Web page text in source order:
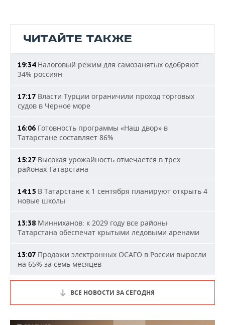
ЧИТАЙТЕ ТАКЖЕ
19:34Налоговый режим для самозанятых одобряют
34% россиян
17:17 Власти Турции ограничили проход торговых
судов в Черное море
16:06 Готовность программы «Наш двор» в
Татарстане составляет 86%
15:27 Высокая урожайность отмечается в трех
районах Татарстана
14:15 В Татарстане к 1 сентября планируют открыть 4
новые школы
13:38 Минниханов: к 2029 году все районы
Татарстана обеспечат крытыми ледовыми аренами
13:07 Продажи электронных ОСАГО в России выросли
на 65% за семь месяцев
ВСЕ НОВОСТИ ЗА СЕГОДНЯ